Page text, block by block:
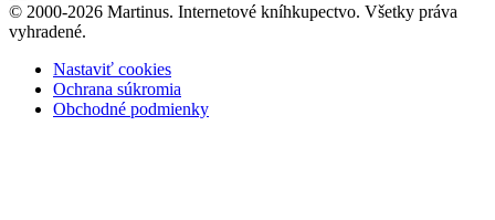
© 2000-2026 Martinus. Internetové kníhkupectvo. Všetky práva
vyhradené.
Nastaviť cookies
Ochrana súkromia
Obchodné podmienky